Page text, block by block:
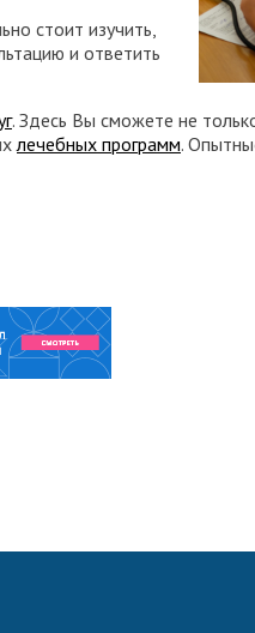
стоит изучить,
и ответить
. Здесь Вы сможете не
лечебных программ.